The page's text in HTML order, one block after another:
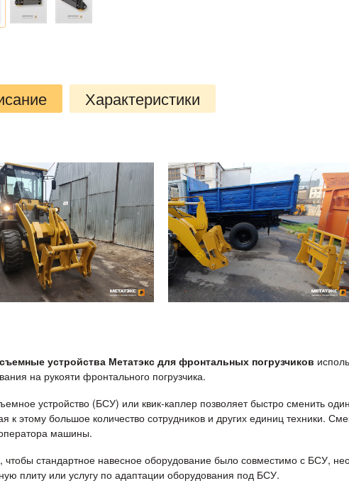
Характеристики
устройства Метатэкс для фронтальных погрузчиков
на рукояти фронтального погрузчика.
устройство (БСУ) или квик-каплер позволяет быстро сменить
к этому большое количество сотрудников и других единиц техники.
машины.
чтобы стандартное навесное оборудование было совместимо с БСУ,
плиту или услугу по адаптации оборудования под БСУ.